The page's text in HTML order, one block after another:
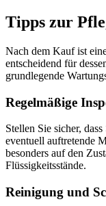
Tipps zur
Nach dem Kauf ist
entscheidend für
grundlegende
Regelmäßige
Stellen Sie sicher,
eventuell auftretende
besonders auf den
Flüssigkeitsstände.
Reinigung und